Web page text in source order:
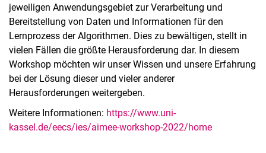
jeweiligen Anwendungsgebiet zur Verarbeitung und
Bereitstellung von Daten und Informationen für den
Lernprozess der Algorithmen. Dies zu bewältigen, stellt in
vielen Fällen die größte Herausforderung dar. In diesem
Workshop möchten wir unser Wissen und unsere Erfahrung
bei der Lösung dieser und vieler anderer
Herausforderungen weitergeben.
Weitere Informationen: https://www.uni-
kassel.de/eecs/ies/aimee-workshop-2022/home